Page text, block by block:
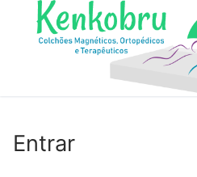
Entrar